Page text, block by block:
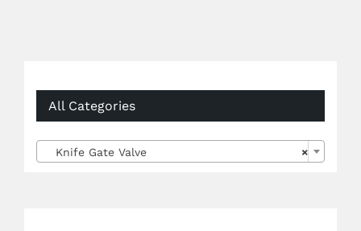
All Categories
×
Knife Gate Valve